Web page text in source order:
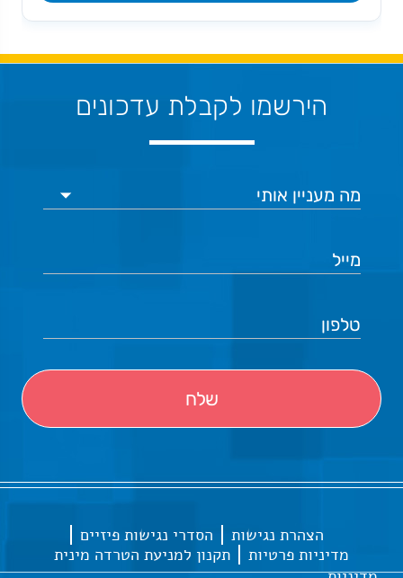
הירשמו לקבלת עדכונים
הצהרת נגישות
הסדרי נגישות פיזיים
מדיניות פרטיות
תקנון למניעת הטרדה מינית